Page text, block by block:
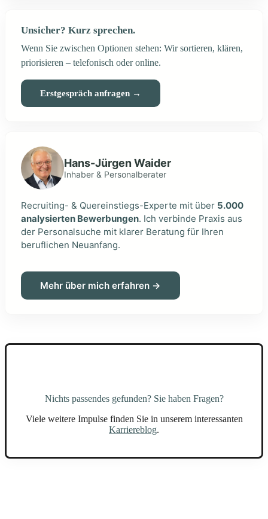
Unsicher? Kurz sprechen.
Wenn Sie zwischen Optionen stehen: Wir sortieren, klären,
priorisieren – telefonisch oder online.
Erstgespräch anfragen →
Hans-Jürgen Waider
Inhaber & Personalberater
Recruiting- & Quereinstiegs-Experte mit über 5.000
analysierten Bewerbungen. Ich verbinde Praxis aus
der Personalsuche mit klarer Beratung für Ihren
beruflichen Neuanfang.
Mehr über mich erfahren →
Nichts passendes gefunden? Sie haben Fragen?
Viele weitere Impulse finden Sie in unserem interessanten
Karriereblog.